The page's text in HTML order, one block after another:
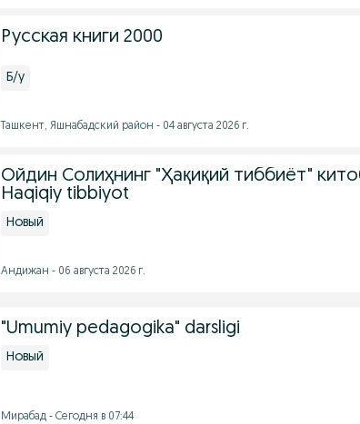
Русская книги 2000
Б/у
Ташкент, Яшнабадский район - 04 августа 2026 г.
Ойдин Солиҳнинг "Ҳақиқий тиббиёт"
Haqiqiy tibbiyot
Новый
Андижан - 06 августа 2026 г.
"Umumiy pedagogika" darsligi
Новый
Мирабад - Сегодня в 07:44